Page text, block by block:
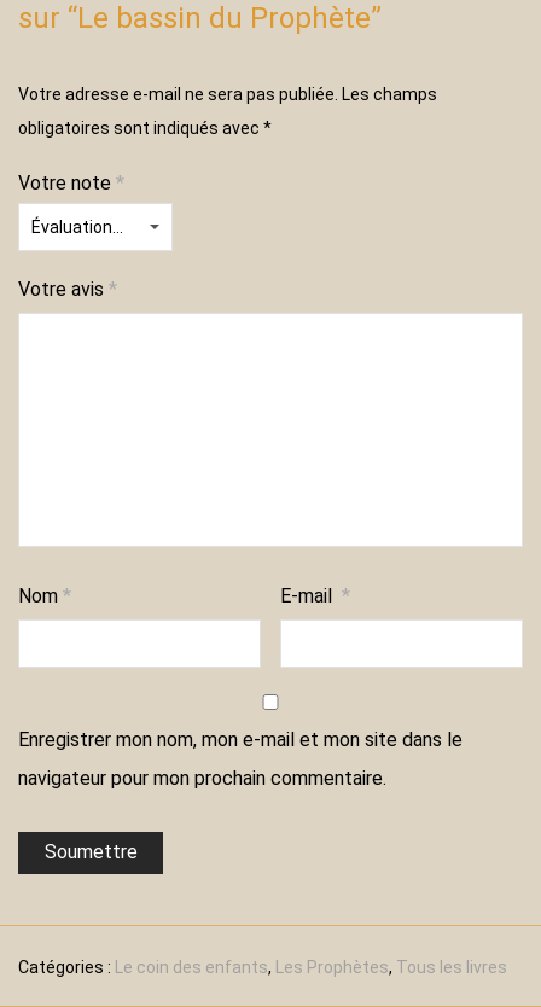
sur “Le bassin du Prophète”
Votre adresse e-mail ne sera pas publiée. Les champs
obligatoires sont indiqués avec *
Votre note *
Votre avis *
Nom * E-mail*
Enregistrer mon nom, mon e-mail et mon site dans le
navigateur pour mon prochain commentaire.
Catégories : Le coin des enfants, Les Prophètes, Tous les livres